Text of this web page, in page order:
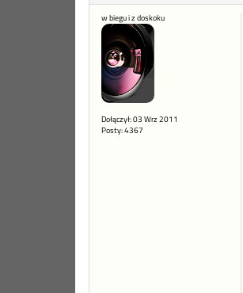
w biegu i z doskoku
Dołączył: 03 Wrz 2011
Posty: 4367